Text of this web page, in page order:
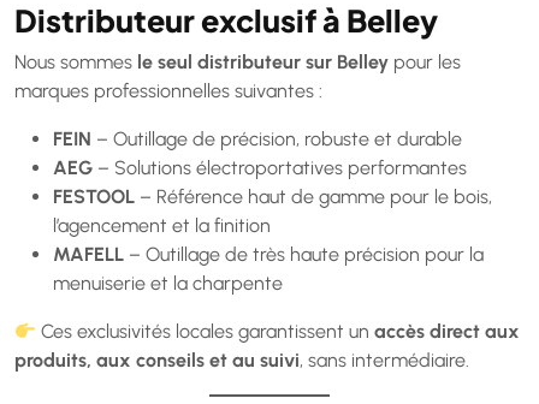
Distributeur exclusif à Belley
Nous sommes le seul distributeur sur Belley pour les
marques professionnelles suivantes :
FEIN – Outillage de précision, robuste et durable
AEG – Solutions électroportatives performantes
FESTOOL – Référence haut de gamme pour le bois,
l’agencement et la finition
MAFELL – Outillage de très haute précision pour la
menuiserie et la charpente
Ces exclusivités locales garantissent unaccès direct aux
produits, aux conseils et au suivi, sans intermédiaire.